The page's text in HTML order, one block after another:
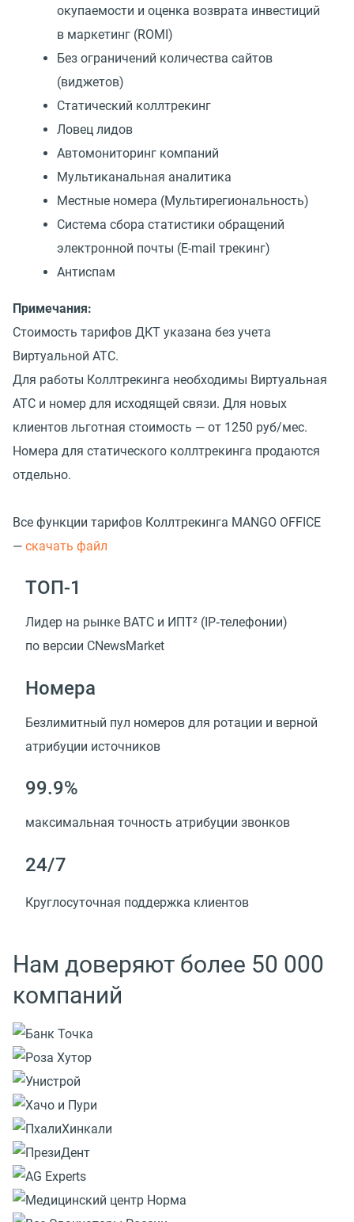
окупаемости и оценка возврата инвестиций
в маркетинг (ROMI)
Без ограничений количества сайтов
(виджетов)
Статический коллтрекинг
Ловец лидов
Автомониторинг компаний
Мультиканальная аналитика
Местные номера (Мультирегиональность)
Cистема сбора статистики обращений
электронной почты (E-mail трекинг)
Антиспам
Примечания:
Стоимость тарифов ДКТ указана без учета
Виртуальной АТС.
Для работы Коллтрекинга необходимы Виртуальная
АТС и номер для исходящей связи. Для новых
клиентов льготная стоимость — от 1250 руб/мес.
Номера для статического коллтрекинга продаются
отдельно.
Все функции тарифов Коллтрекинга MANGO OFFICE
— скачать файл
ТОП-1
Лидер на рынке ВАТС и ИПТ² ( IP‑телефонии)
по версии CNewsMarket
Номера
Безлимитный пул номеров для ротации и верной
атрибуции источников
99.9%
максимальная точность атрибуции звонков
24/7
Круглосуточная поддержка клиентов
Нам доверяют более 50 000
компаний